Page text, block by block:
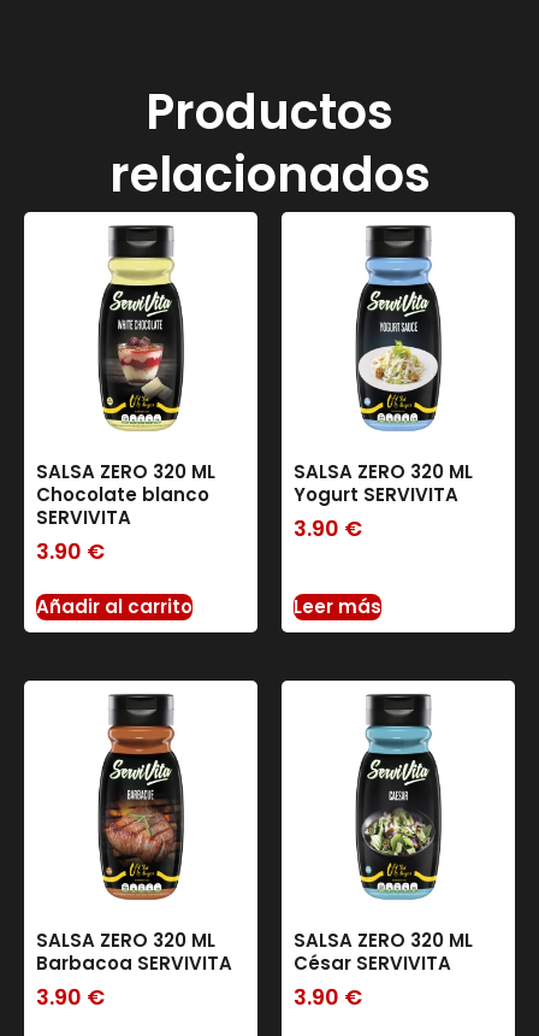
Productos
relacionados
SALSA ZERO 320 ML
Chocolate blanco
SERVIVITA
3.90 €
Añadir al carrito
SALSA ZERO 320 ML
Yogurt SERVIVITA
3.90 €
Leer más
SALSA ZERO 320 ML
Barbacoa SERVIVITA
3.90 €
SALSA ZERO 320 ML
César SERVIVITA
3.90 €